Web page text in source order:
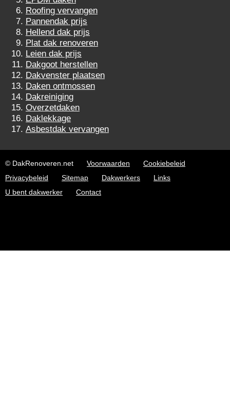
Roofing vervangen
Pannendak prijs
Hellend dak prijs
Plat dak renoveren
Leien dak prijs
Dakgoot herstellen
Dakvenster plaatsen
Daken ontmossen
Dakreiniging
Overzetdaken
Daklekkage
Asbestdak vervangen
© DakRenoveren.net Voorwaarden
Cookiebeleid
Privacybeleid
Sitemap Dakwerkers
Links
U bent dakwerker
Contact